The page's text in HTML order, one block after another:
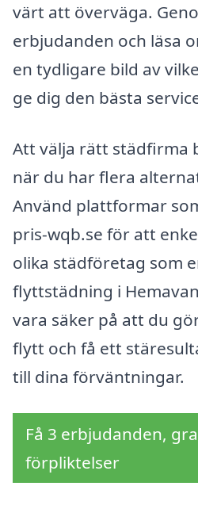
värt att överväga.
erbjudanden och läsa
en tydligare bild av
ge dig den bästa
Att välja rätt städfirma
när du har flera
Använd plattformar
pris-wqb.se för att
olika städföretag som
flyttstädning i
vara säker på att du
flytt och få ett
till dina förväntningar.
Få 3 erbjudanden,
förpliktelser